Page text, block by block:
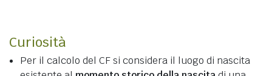
Curiosità
Per il calcolo del CF si considera il luogo di nascita